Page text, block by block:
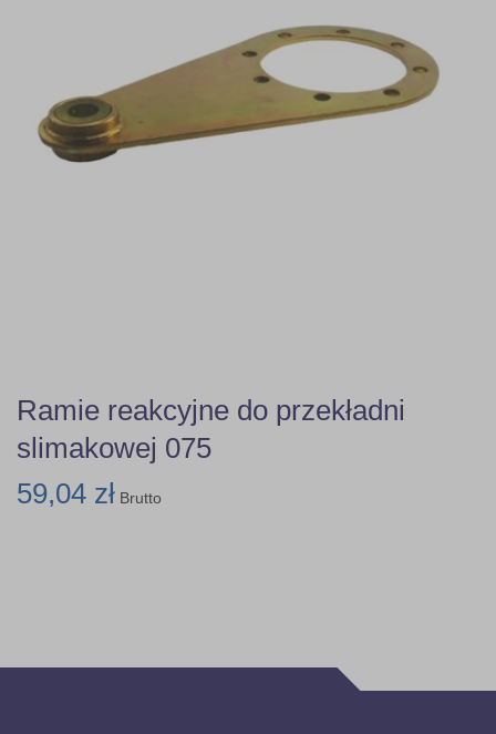
Ramie reakcyjne do przekładni
slimakowej 075
59,04 zł Brutto